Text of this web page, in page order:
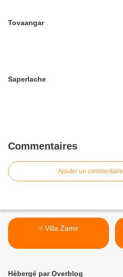
Tovaangar
Saperlache
Commentaires
Ajouter un commentaire
< Villa Zamir
Hébergé par Overblog